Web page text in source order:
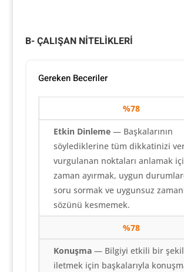
B- ÇALIŞAN NİTELİKLERİ
Gereken Beceriler
%78
Etkin Dinleme— Başkalarının
söylediklerine tüm dikkatinizi
vurgulanan noktaları anlamak
zaman ayırmak, uygun
soru sormak ve uygunsuz
sözünü kesmemek.
%78
Konuşma— Bilgiyi etkili bir
iletmek için başkalarıyla